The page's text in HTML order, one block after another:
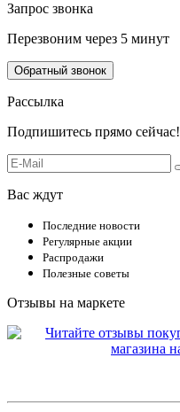
Запрос звонка
Перезвоним через 5 минут
Обратный звонок
Рассылка
Подпишитесь прямо сейчас!
Вас ждут
Последние новости
Регулярные акции
Распродажи
Полезные советы
Отзывы на маркете